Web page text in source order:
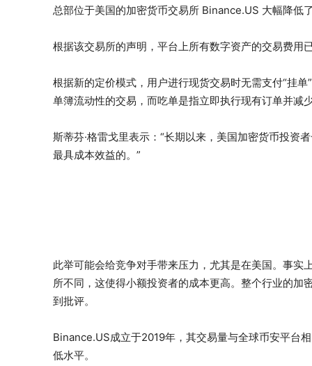
总部位于美国的加密货币交易所 Binance.US 大幅降低
根据该交易所的声明，平台上所有数字资产的交易费用
根据新的定价模式，用户进行现货交易时无需支付“挂
单簿流动性的交易，而吃单是指立即执行现有订单并减
斯蒂芬·格雷戈里表示：“长期以来，美国加密货币投资
最具成本效益的。”
此举可能会给竞争对手带来压力，尤其是在美国。事
所不同，这使得小额投资者的成本更高。整个行业的
到批评。
Binance.US成立于2019年，其交易量与全球币安平台
低水平。